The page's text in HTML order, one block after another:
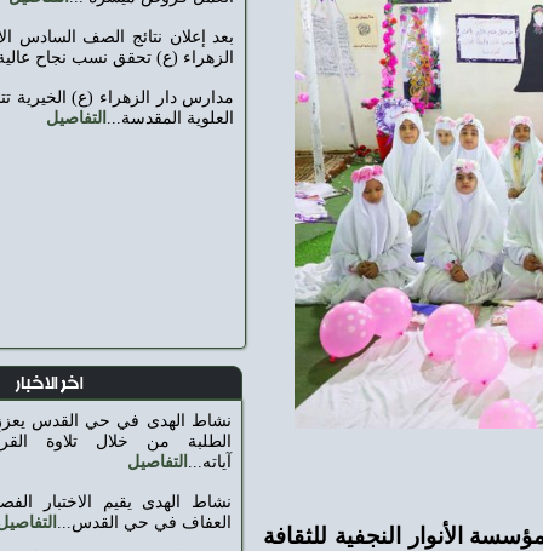
‌‏للثقافة
بعد إعلان نتائج الصف السادس الابتدائي مدارس دار
الزهراء (ع) تحقق نسب نجاح عالية...التفاصيل
مدارس دار الزهراء (ع) الخيرية تتشرف بزيارة العتبة
العلوية المقدسة...
التفاصيل
اخر الاخبار
نشاط الهدى في حي القدس يعزز ثقافة الإنفاق لدى
الطلبة من خلال تلاوة القرآن الكريم وتدبر
نشاط الهدى يقيم الاختبار الفصلي لطالبات نشاط
العفاف في حي القدس...التفاصيل